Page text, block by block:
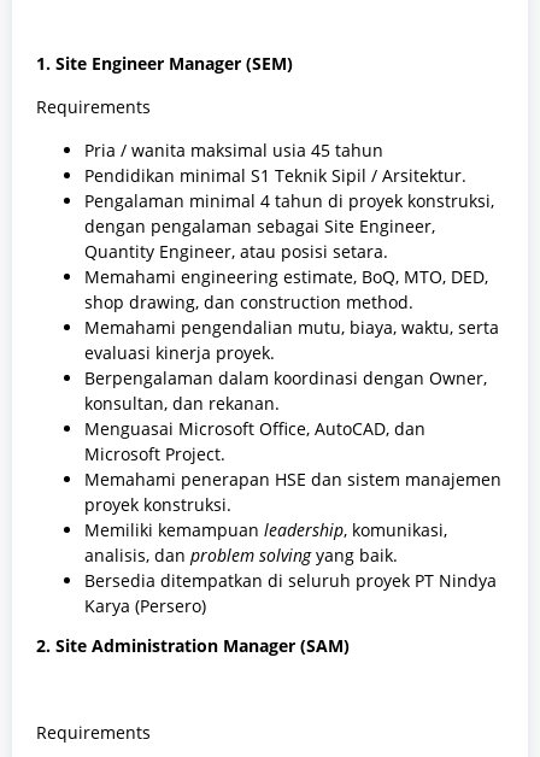
1. Site Engineer Manager (SEM)
Requirements
Pria / wanita maksimal usia 45 tahun
Pendidikan minimal S1 Teknik Sipil / Arsitektur.
Pengalaman minimal 4 tahun di proyek konstruksi,
dengan pengalaman sebagai Site Engineer,
Quantity Engineer, atau posisi setara.
Memahami engineering estimate, BoQ, MTO, DED,
shop drawing, dan construction method.
Memahami pengendalian mutu, biaya, waktu, serta
evaluasi kinerja proyek.
Berpengalaman dalam koordinasi dengan Owner,
konsultan, dan rekanan.
Menguasai Microsoft Office, AutoCAD, dan
Microsoft Project.
Memahami penerapan HSE dan sistem manajemen
proyek konstruksi.
Memiliki kemampuan leadership, komunikasi,
analisis, dan problem solvingyang baik.
Bersedia ditempatkan di seluruh proyek PT Nindya
Karya (Persero)
2. Site Administration Manager (SAM)
Requirements